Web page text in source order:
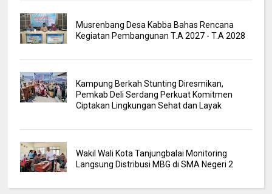
Musrenbang Desa Kabba Bahas Rencana
Kegiatan Pembangunan T.A 2027 - T.A 2028
Kampung Berkah Stunting Diresmikan,
Pemkab Deli Serdang Perkuat Komitmen
Ciptakan Lingkungan Sehat dan Layak
Wakil Wali Kota Tanjungbalai Monitoring
Langsung Distribusi MBG di SMA Negeri 2